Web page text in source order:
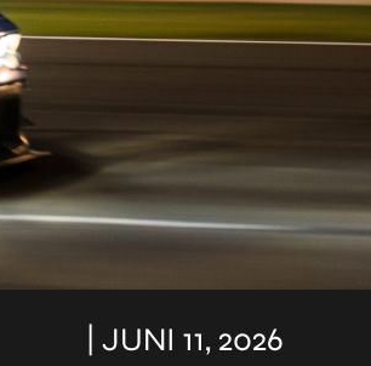
| JUNI 11, 2026